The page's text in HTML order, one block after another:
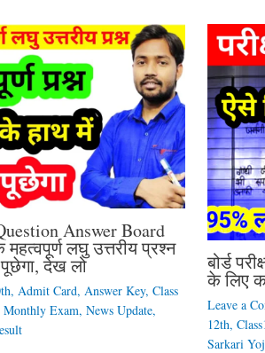
Answer Board
लघु उत्तरीय प्रश्न
पूछेगा, देख लो
, Admit Card, Answer Key, Class
Monthly Exam, News Update,
बोर्ड
के लिए
Leave a
12th,
Sarkari